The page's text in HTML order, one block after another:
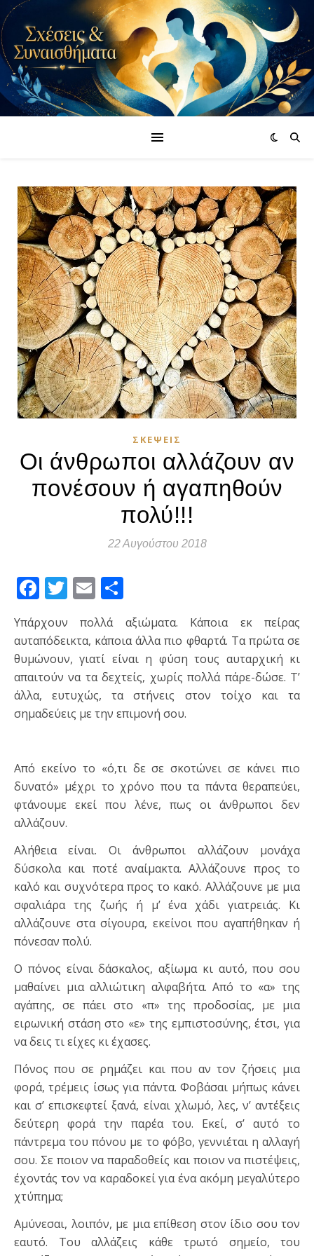
ΣΚΈΨΕΙΣ
Οι άνθρωποι αλλάζουν αν
πονέσουν ή αγαπηθούν
πολύ!!!
22 Αυγούστου 2018
Facebook
Twitter
Email
Υπάρχουν πολλά αξιώματα. Κάποια εκ πείρας
αυταπόδεικτα, κάποια άλλα πιο φθαρτά. Τα πρώτα σε
θυμώνουν, γιατί είναι η φύση τους αυταρχική κι
απαιτούν να τα δεχτείς, χωρίς πολλά πάρε-δώσε. Τ’
άλλα, ευτυχώς, τα στήνεις στον τοίχο και τα
σημαδεύεις με την επιμονή σου.
Από εκείνο το «ό,τι δε σε σκοτώνει σε κάνει πιο
δυνατό» μέχρι το χρόνο που τα πάντα θεραπεύει,
φτάνουμε εκεί που λένε, πως οι άνθρωποι δεν
αλλάζουν.
Αλήθεια είναι. Οι άνθρωποι αλλάζουν μονάχα
δύσκολα και ποτέ αναίμακτα. Αλλάζουνε προς το
καλό και συχνότερα προς το κακό. Αλλάζουνε με μια
σφαλιάρα της ζωής ή μ’ ένα χάδι γιατρειάς. Κι
αλλάζουνε στα σίγουρα, εκείνοι που αγαπήθηκαν ή
πόνεσαν πολύ.
Ο πόνος είναι δάσκαλος, αξίωμα κι αυτό, που σου
μαθαίνει μια αλλιώτικη αλφαβήτα. Από το «α» της
αγάπης, σε πάει στο «π» της προδοσίας, με μια
ειρωνική στάση στο «ε» της εμπιστοσύνης, έτσι, για
να δεις τι είχες κι έχασες.
Πόνος που σε ρημάζει και που αν τον ζήσεις μια
φορά, τρέμεις ίσως για πάντα. Φοβάσαι μήπως κάνει
και σ’ επισκεφτεί ξανά, είναι χλωμό, λες, ν’ αντέξεις
δεύτερη φορά την παρέα του. Εκεί, σ’ αυτό το
πάντρεμα του πόνου με το φόβο, γεννιέται η αλλαγή
σου. Σε ποιον να παραδοθείς και ποιον να πιστέψεις,
έχοντάς τον να καραδοκεί για ένα ακόμη μεγαλύτερο
χτύπημα;
Αμύνεσαι, λοιπόν, με μια επίθεση στον ίδιο σου τον
εαυτό. Του αλλάζεις κάθε τρωτό σημείο, του